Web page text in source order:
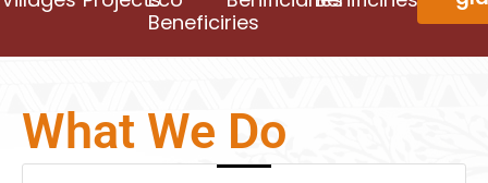
Beneficiries
What We Do